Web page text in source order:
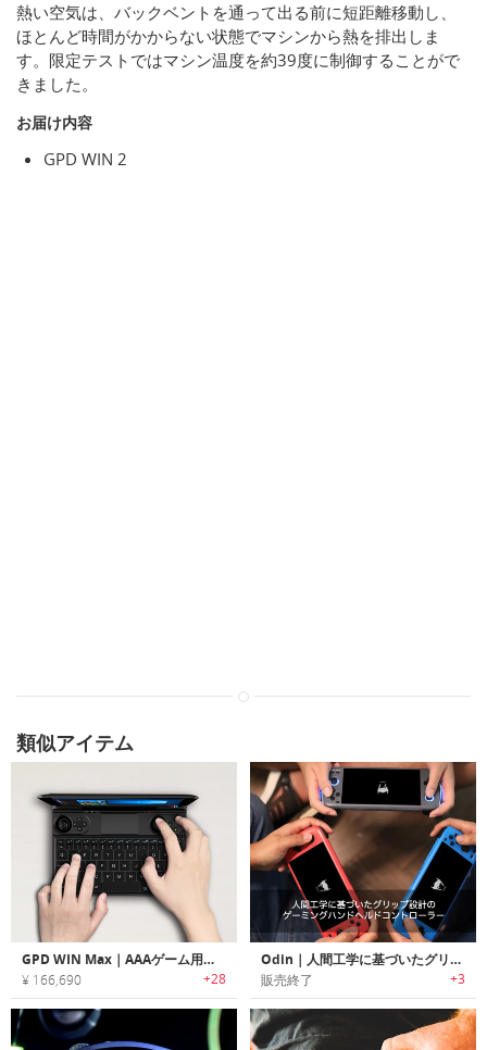
熱い空気は、バックベントを通って出る前に短距離移動し、
ほとんど時間がかからない状態でマシンから熱を排出しま
す。限定テストではマシン温度を約39度に制御することがで
きました。
お届け内容
GPD WIN 2
類似アイテム
GPD WIN Max｜AAAゲーム用ハンドヘルドゲームコンソール 「GPDウィンマックス」
¥ 166,690 +28
Odin｜人間工学に基づいたグリップ設計のゲーミングハンドヘルドコントローラー「オーディン」
販売終了 +3